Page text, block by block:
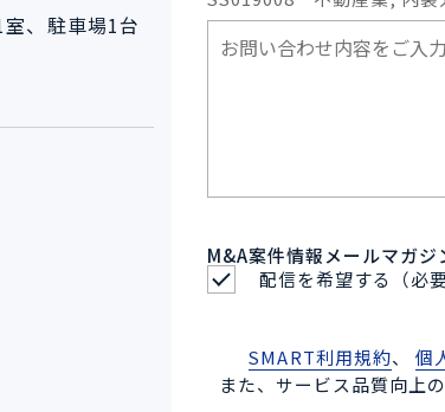
、駐車場1台
M&A案件情報メールマガジ
配信を希望する（必
SMART利用規約、 個
また、サービス品質向上